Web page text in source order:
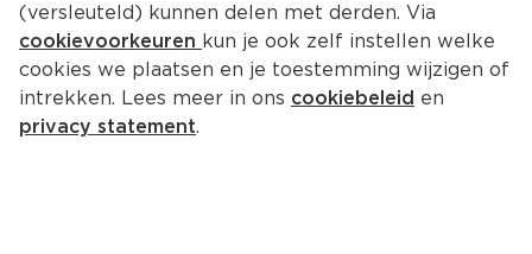
(versleuteld) kunnen delen met derden. Via
cookievoorkeuren kun je ook zelf instellen welke
cookies we plaatsen en je toestemming wijzigen of
intrekken. Lees meer in ons cookiebeleid en
privacy statement.